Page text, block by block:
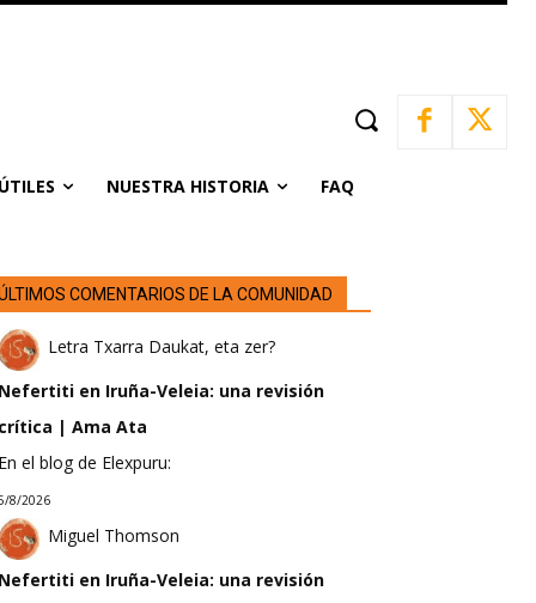
NUESTRA HISTORIA FAQ
COMENTARIOS DE LA COMUNIDAD
Letra Txarra Daukat, eta zer?
en Iruña-Veleia: una revisión
| Ama Ata
el blog de Elexpuru:
8/2026
Miguel Thomson
en Iruña-Veleia: una revisión